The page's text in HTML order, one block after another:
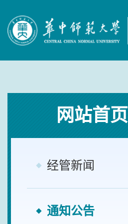
网站首页
经管新闻
通知公告